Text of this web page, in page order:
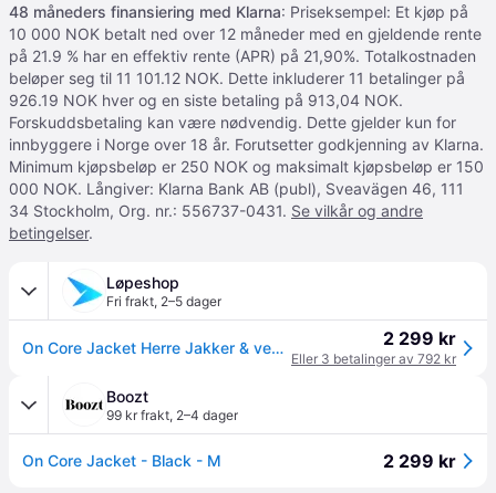
48 måneders finansiering med Klarna: Priseksempel: Et kjøp på
10 000 NOK betalt ned over 12 måneder med en gjeldende rente
på 21.9 % har en effektiv rente (APR) på 21,90%. Totalkostnaden
beløper seg til 11 101.12 NOK. Dette inkluderer 11 betalinger på
926.19 NOK hver og en siste betaling på 913,04 NOK.
Forskuddsbetaling kan være nødvendig. Dette gjelder kun for
innbyggere i Norge over 18 år. Forutsetter godkjenning av Klarna.
Minimum kjøpsbeløp er 250 NOK og maksimalt kjøpsbeløp er 150
000 NOK. Långiver: Klarna Bank AB (publ), Sveavägen 46, 111
34 Stockholm, Org. nr.: 556737-0431. Se vilkår og andre
betingelser.
Løpeshop
Fri frakt, 2–5 dager
On Core Jacket Herre Jakker & vester Svart 2 299 kr
Eller 3 betalinger av 792 kr
Boozt
99 kr frakt, 2–4 dager
On Core Jacket - Black - M 2 299 kr